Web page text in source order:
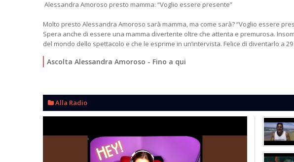
Alessandra Amoroso presto mamma: “Voglio essere presente”
Molto presto Alessandra Amoroso sarà mamma, ma come sarà? “Voglio essere
Spera anche di essere una mamma divertente oltre che attenta e premurosa.
del mondo dello spettacolo e che le esprime in un’intervista. Felice di diventarlo a
Ascolta Alessandra Amoroso - Fino a qui
Alla Radio